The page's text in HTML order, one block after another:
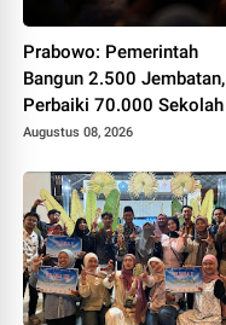
Prabowo: Pemerintah
Bangun 2.500 Jembatan,
Perbaiki 70.000 Sekolah
Augustus 08, 2026